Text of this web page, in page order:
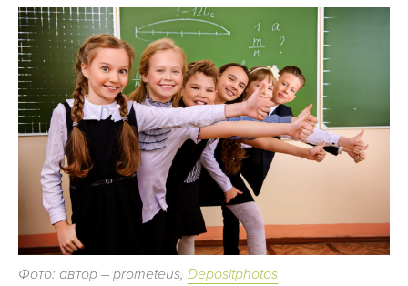
Фото: автор – prometeus, Depositphotos